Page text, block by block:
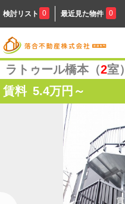
検討リスト 0 最近見た物件 0
ラトゥール橋本（2室）
賃料 5.4万円～